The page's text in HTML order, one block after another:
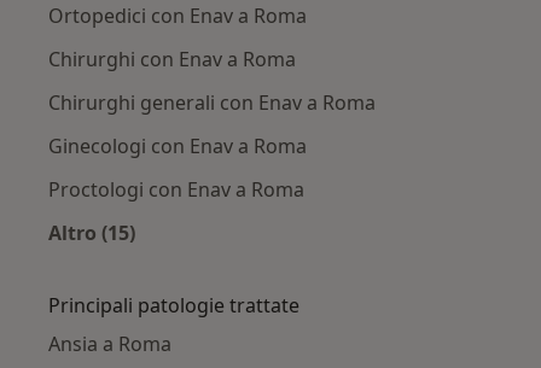
Ortopedici con Enav a Roma
Chirurghi con Enav a Roma
Chirurghi generali con Enav a Roma
Ginecologi con Enav a Roma
Proctologi con Enav a Roma
Altro (15)
Principali patologie trattate
Ansia a Roma